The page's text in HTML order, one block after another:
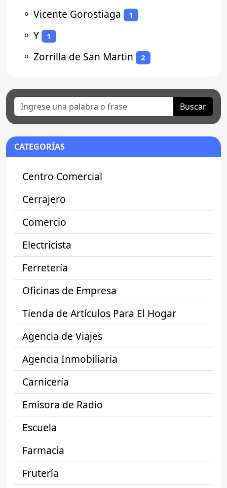
⚬ Vicente Gorostiaga 1
⚬ Y 1
⚬ Zorrilla de San Martin 2
Buscar
CATEGORÍAS
Centro Comercial
Cerrajero
Comercio
Electricista
Ferretería
Oficinas de Empresa
Tienda de Artículos Para El Hogar
Agencia de Viajes
Agencia Inmobiliaria
Carnicería
Emisora de Radio
Escuela
Farmacia
Frutería